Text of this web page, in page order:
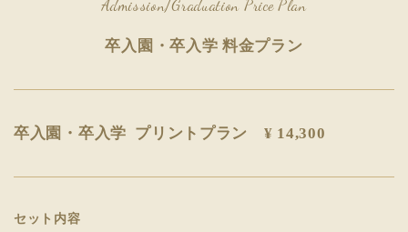
Admission/Graduation Price Plan
卒入園・卒入学 料金プラン
卒入園・卒入学 プリントプラン ¥ 14,300
セット内容